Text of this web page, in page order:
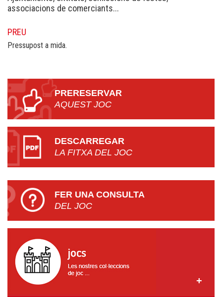
associacions de comerciants...
PREU
Pressupost a mida.
PRERESERVAR
AQUEST JOC
DESCARREGAR
LA FITXA DEL JOC
FER UNA CONSULTA
DEL JOC